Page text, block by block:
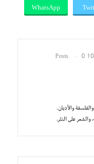
WhatsApp
10 Posts
0
والأديان.
والشعر على النثر.